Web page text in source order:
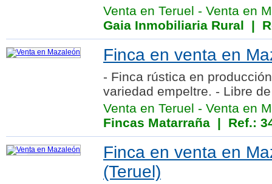
Venta en Teruel - Venta en
Gaia Inmobiliaria Rural |
Finca en venta en
- Finca rústica en
variedad empeltre. - Libre
Venta en Teruel - Venta en
Fincas Matarraña | Ref.:
Finca en venta en
(Teruel)